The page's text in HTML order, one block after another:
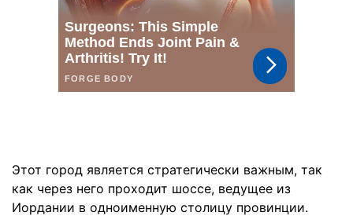
Этот город является стратегически важным, так
как через него проходит шоссе, ведущее из
Иордании в одноименную столицу провинции.